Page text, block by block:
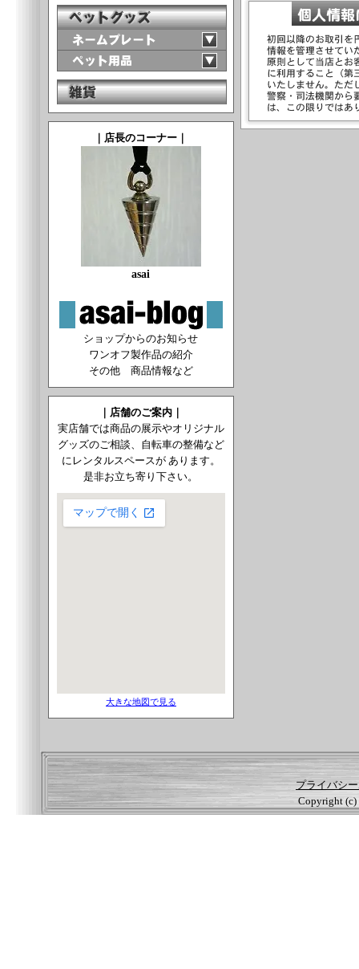
｜店長のコーナー｜
asai
ショップからのお知らせ
ワンオフ製作品の紹介
その他 商品情報など
｜店舗のご案内｜
実店舗では商品の展示やオリジナル
グッズのご相談、自転車の整備など
にレンタルスペースが あります。
是非お立ち寄り下さい。
大きな地図で見る
プライバシ
Copyright (c)